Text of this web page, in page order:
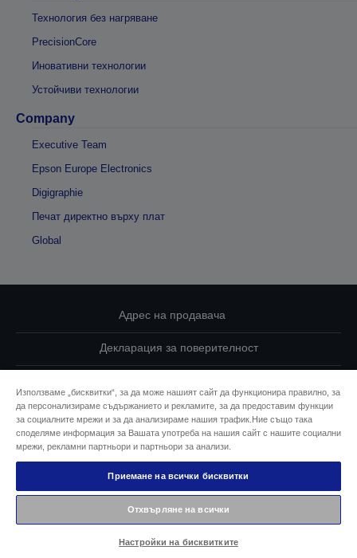
Технология без нагряване
PrecisionCore
Иновативни технологии
Устойчиви технологии
Company
Executive Team
Epson Europe Electronics
Digigraphie
Печат директно върху плат
Global
Адрес на продавача
Декларация за поверителност
Свържете се с нас за Вашите данни
Информация за бисквитките
Ангажимент за достъпност на Epson
© 2026 Seiko Epson
Използваме „бисквитки“, за да може нашият сайт да функционира правилно, за
да персонализираме съдържанието и рекламите, за да предоставим функции
за социалните мрежи и за да анализираме нашия трафик.Ние също така
споделяме информация за Вашата употреба на нашия сайт с нашите социални
мрежи, рекламни партньори и партньори за анализи.
Приемане на всички бисквитки
Отхвърляне на всички
Настройки на бисквитките